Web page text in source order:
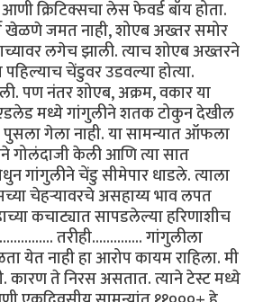
क्रिटिक्सचा लेस फेवर्ड बॉय होता.
खेळणे जमत नाही, शोएब अख्तर समोर
लगेच झाली. त्याच शोएब अख्तरने
पहिल्याच चेंडुवर उडवल्या होत्या.
पण नंतर शोएब, अक्रम, वकार या
एडलेड मध्ये गांगुलीने शतक टोकुन देखील
पुसला गेला नाही. या सामन्यात ऑफला
गोलंदाजी केली आणि त्या सात
गांगुलीने चेंडु सीमेपार धाडले. त्याला
चेहर्‍यावरचे असहाय्य भाव लपत
कचाट्यात सापडलेल्या हरिणाशीच
तरीही.............. गांगुलीला
येत नाही हा आरोप कायम राहिला. मी
कारण ते निरस असतात. त्याने टेस्ट मध्ये